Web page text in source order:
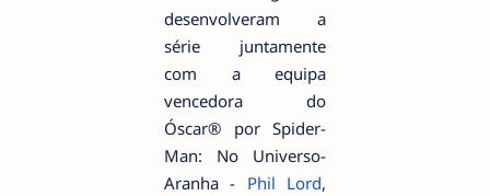
desenvolveram a
série juntamente
com a equipa
vencedora do
Óscar® por Spider-
Man: No Universo-
Aranha - Phil Lord,